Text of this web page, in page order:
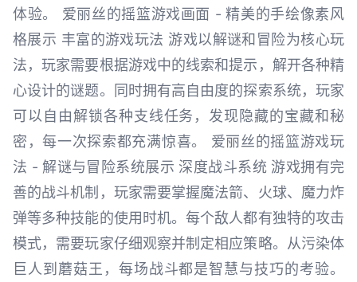
体验。 爱丽丝的摇篮游戏画面 - 精美的手绘像素风
格展示 丰富的游戏玩法 游戏以解谜和冒险为核心玩
法，玩家需要根据游戏中的线索和提示，解开各种精
心设计的谜题。同时拥有高自由度的探索系统，玩家
可以自由解锁各种支线任务，发现隐藏的宝藏和秘
密，每一次探索都充满惊喜。 爱丽丝的摇篮游戏玩
法 - 解谜与冒险系统展示 深度战斗系统 游戏拥有完
善的战斗机制，玩家需要掌握魔法箭、火球、魔力炸
弹等多种技能的使用时机。每个敌人都有独特的攻击
模式，需要玩家仔细观察并制定相应策略。从污染体
巨人到蘑菇王，每场战斗都是智慧与技巧的考验。